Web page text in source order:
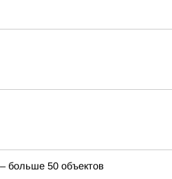
больше 50 объектов